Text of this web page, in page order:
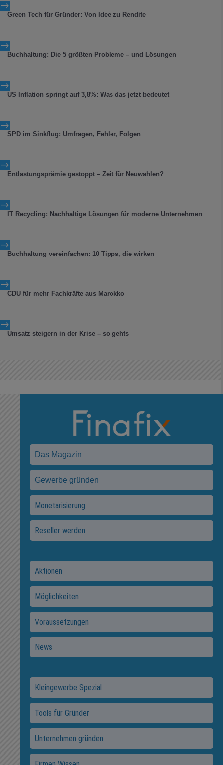
$
Green Tech für Gründer: Von Idee zu Rendite
$
Buchhaltung: Die 5 größten Probleme – und Lösungen
$
US Inflation springt auf 3,8%: Was das jetzt bedeutet
$
SPD im Sinkflug: Umfragen, Fehler, Folgen
$
Entlastungsprämie gestoppt – Zeit für Neuwahlen?
$
IT Recycling: Nachhaltige Lösungen für moderne Unternehmen
$
Buchhaltung vereinfachen: 10 Tipps, die wirken
$
CDU für mehr Fachkräfte aus Marokko
$
Umsatz steigern in der Krise – so gehts
Das Magazin
Gewerbe gründen
Monetarisierung
Reseller werden
Aktionen
Möglichkeiten
Voraussetzungen
News
Kleingewerbe Spezial
Tools für Gründer
Unternehmen gründen